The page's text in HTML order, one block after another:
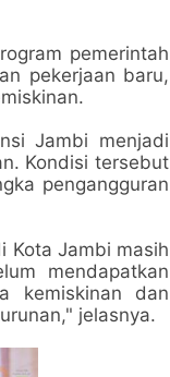
pemerintah
pekerjaan baru,
Jambi menjadi
Kondisi tersebut
pengangguran
Kota Jambi masih
mendapatkan
kemiskinan dan
jelasnya.